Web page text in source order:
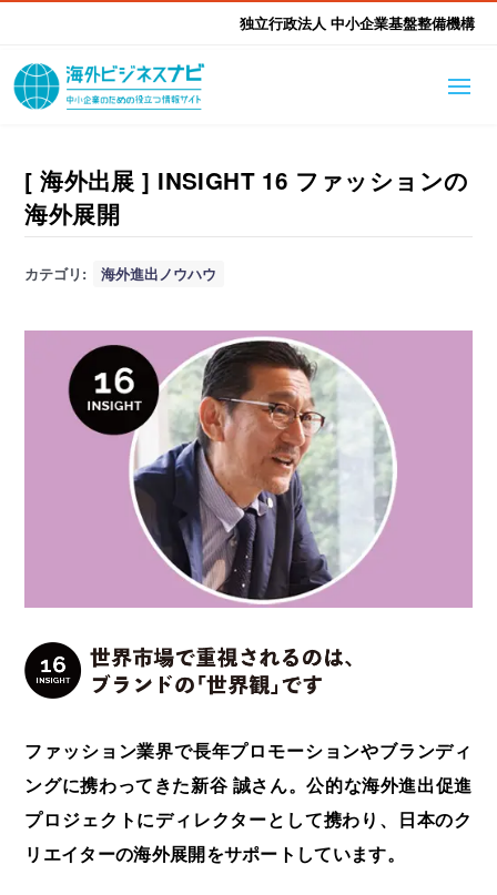
独立行政法人 中小企業基盤整備機構
海外ビジネスナビとは
はじめて海外
海外展開そもそも講座 生成AI活用ツール集
ふかぼり海外
進出・支援事例 調査レポート
本部・関東本部 北海道本部
東北本部 中部本部
北陸本部 近畿本部
中国本部 四国本部
九州本部 沖縄事務所
支援メニュー
海外展開アドバイス支援 支援機関相談
海外展開支援メニュー 関係機関のリンク集
[ 海外出展 ] INSIGHT 16 ファッションの
海外展開
カテゴリ: 海外進出ノウハウ
ファッション業界で長年プロモーションやブランディ
ングに携わってきた新谷 誠さん。公的な海外進出促進
プロジェクトにディレクターとして携わり、日本のク
リエイターの海外展開をサポートしています。